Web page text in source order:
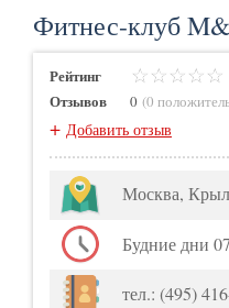
Фитнес-клуб
Рейтинг
Отзывов 0 (0
+ Добавить отзыв
Москва,
Будние дни
тел.: (495)